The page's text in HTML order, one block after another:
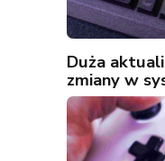
Duża
zmiany w